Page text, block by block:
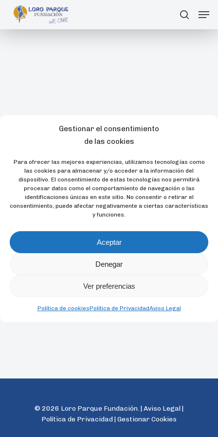
Gestionar el consentimiento
de las cookies
Para ofrecer las mejores experiencias, utilizamos tecnologías como
las cookies para almacenar y/o acceder a la información del
dispositivo. El consentimiento de estas tecnologías nos permitirá
procesar datos como el comportamiento de navegación o las
identificaciones únicas en este sitio. No consentir o retirar el
consentimiento, puede afectar negativamente a ciertas características
y funciones.
Aceptar
Denegar
Ver preferencias
Política de cookiesPolítica de PrivacidadAviso Legal
main
search
Buscar
© 2026 Loro Parque Fundación. |Aviso Legal|
Política de Privacidad|Gestionar Cookies